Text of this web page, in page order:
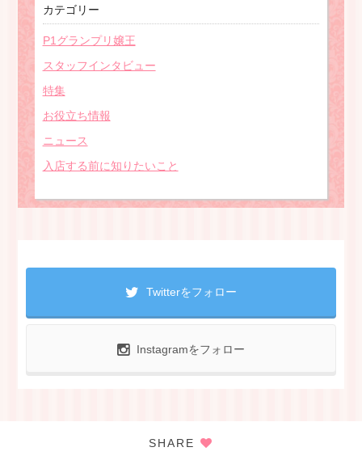
カテゴリー
P1グランプリ嬢王
スタッフインタビュー
特集
お役立ち情報
ニュース
入店する前に知りたいこと
Twitterをフォロー
Instagramをフォロー
SHARE